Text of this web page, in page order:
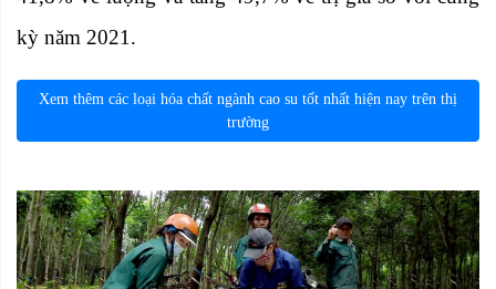
kỳ năm 2021.
Xem thêm các loại hóa chất ngành cao su tốt nhất hiện nay trên thị
trường